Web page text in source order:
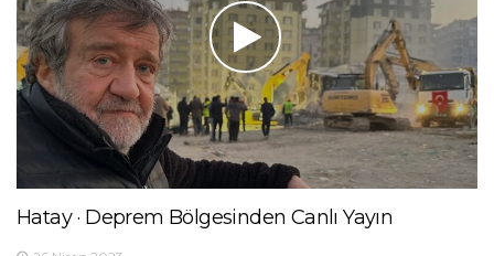
Hatay · Deprem Bölgesinden Canlı Yayın